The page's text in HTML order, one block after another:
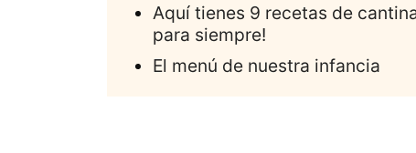
Aquí tienes 9 recetas de
para siempre!
El menú de nuestra infancia